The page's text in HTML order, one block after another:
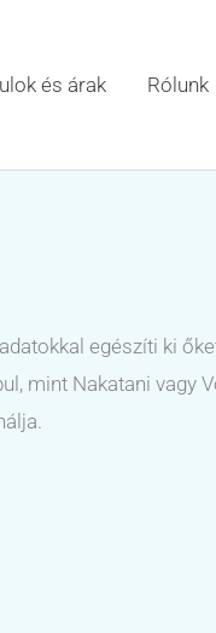
és árak Rólunk
egészíti ki
mint Nakatani vagy